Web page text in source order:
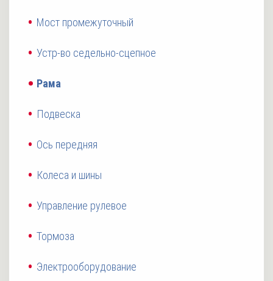
Мост промежуточный
Устр-во седельно-сцепное
Рама
Подвеска
Ось передняя
Колеса и шины
Управление рулевое
Тормоза
Электрооборудование